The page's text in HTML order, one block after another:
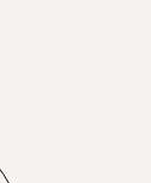
of
in der